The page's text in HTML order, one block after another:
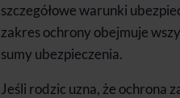
szczegółowe warunki
zakres ochrony obejmuje
sumy ubezpieczenia.
Jeśli rodzic uzna, że ochrona